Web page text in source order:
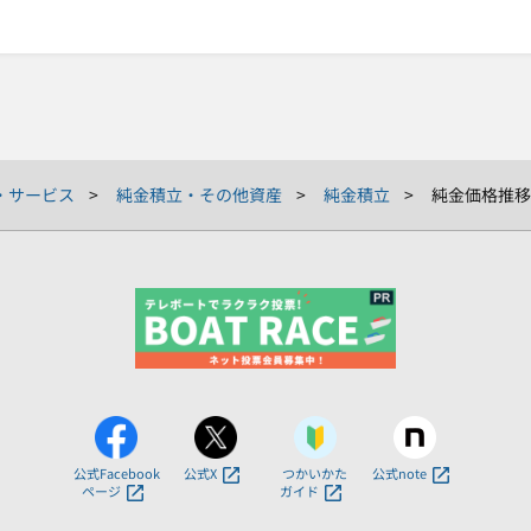
サービス 純金積立・その他資産 純金積立 純金価格推
公式Facebook
ページ
公式X
つかいかた
ガイド
公式note